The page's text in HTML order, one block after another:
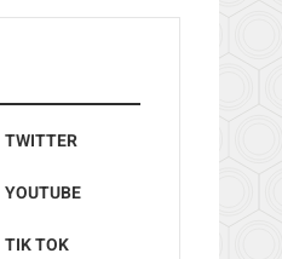
TWITTER
YOUTUBE
TIK TOK